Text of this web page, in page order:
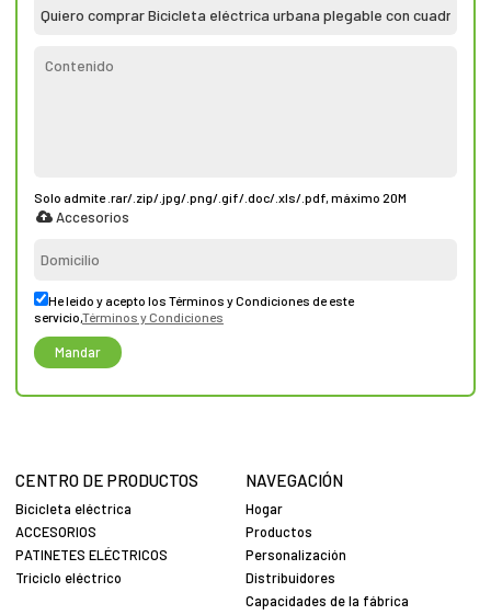
Solo admite .rar/.zip/.jpg/.png/.gif/.doc/.xls/.pdf, máximo 20M
Accesorios
He leido y acepto los Términos y Condiciones de este
servicio, Términos y Condiciones
Mandar
CENTRO DE PRODUCTOS
Bicicleta eléctrica
ACCESORIOS
PATINETES ELÉCTRICOS
Triciclo eléctrico
NAVEGACIÓN
Hogar
Productos
Personalización
Distribuidores
Capacidades de la fábrica